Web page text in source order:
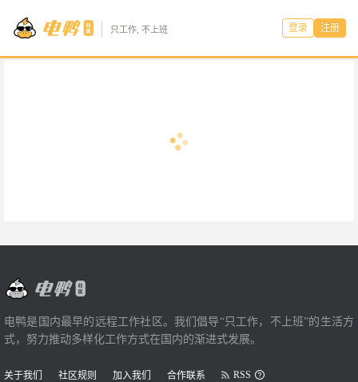
只工作, 不上班 登录 注册
电鸭是国内最早的远程工作社区。我们倡导“只工作，不上班”的生活方
式，努力推动多样化工作方式在国内的渐进式发展。
关于我们 社区规则 加入我们 合作联系 RSS